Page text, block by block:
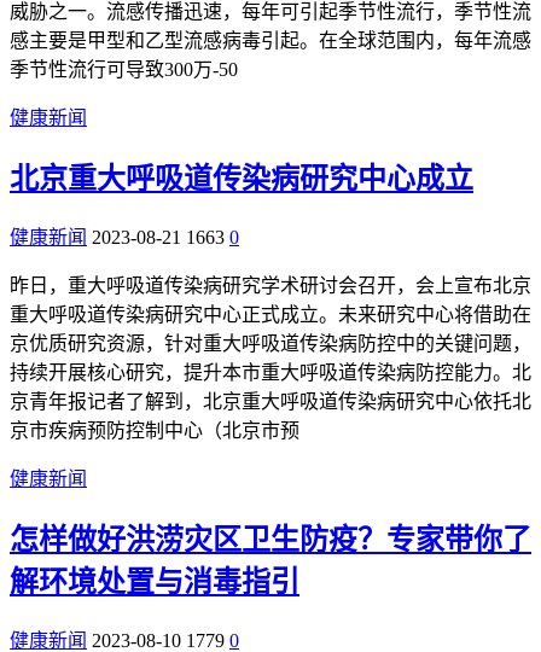
威胁之一。流感传播迅速，每年可引起季节性流行，季节性流
感主要是甲型和乙型流感病毒引起。在全球范围内，每年流感
季节性流行可导致300万-50
健康新闻
北京重大呼吸道传染病研究中心成立
健康新闻 2023-08-21 1663 0
昨日，重大呼吸道传染病研究学术研讨会召开，会上宣布北京
重大呼吸道传染病研究中心正式成立。未来研究中心将借助在
京优质研究资源，针对重大呼吸道传染病防控中的关键问题，
持续开展核心研究，提升本市重大呼吸道传染病防控能力。北
京青年报记者了解到，北京重大呼吸道传染病研究中心依托北
京市疾病预防控制中心（北京市预
健康新闻
怎样做好洪涝灾区卫生防疫？专家带你了
解环境处置与消毒指引
健康新闻 2023-08-10 1779 0